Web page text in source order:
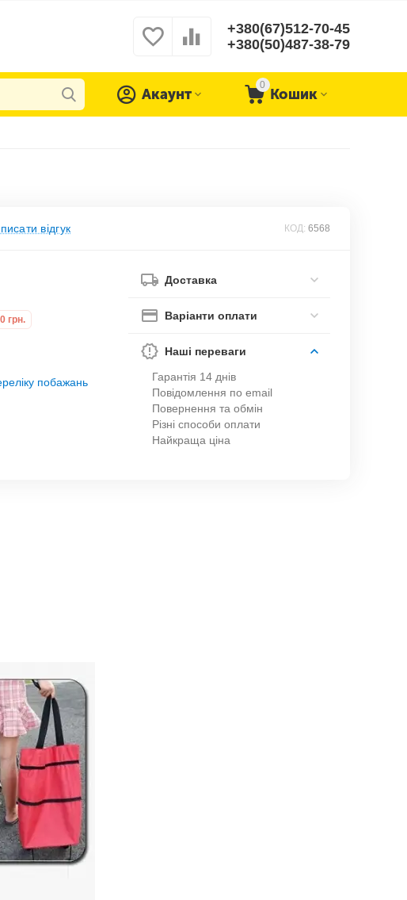
+380(67)512-70-45
+380(50)487-38-79
0
Кошик
Акаунт
відгук КОД: 6568
грн.
побажань
Доставка
Варіанти оплати
Наші переваги
Гарантія 14 днів
Повідомлення по email
Повернення та обмін
Різні способи оплати
Найкраща ціна